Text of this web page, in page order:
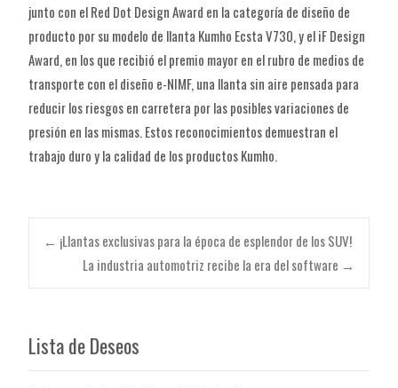
junto con el Red Dot Design Award en la categoría de diseño de
producto por su modelo de llanta Kumho Ecsta V730, y el iF Design
Award, en los que recibió el premio mayor en el rubro de medios de
transporte con el diseño e-NIMF, una llanta sin aire pensada para
reducir los riesgos en carretera por las posibles variaciones de
presión en las mismas. Estos reconocimientos demuestran el
trabajo duro y la calidad de los productos Kumho.
Navegación
de
entradas
← ¡Llantas exclusivas para la época de esplendor de los SUV!
La industria automotriz recibe la era del software →
Lista de Deseos